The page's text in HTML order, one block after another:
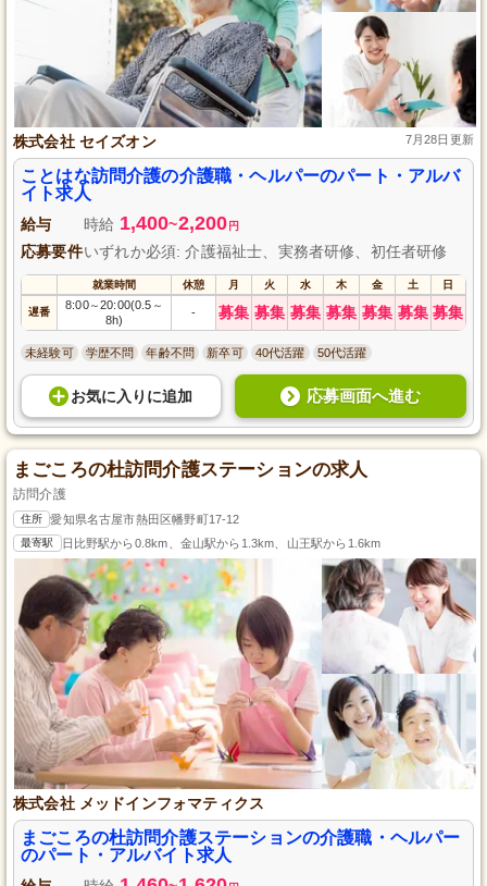
株式会社 セイズオン 7月28日更新
ことはな訪問介護の介護職・ヘルパーのパート・アルバ
イト求人
給与 時給 1,400~2,200 円
応募要件いずれか必須: 介護福祉士、実務者研修、初任者研修
就業時間 休憩 月 火 水 木 金 土 日
遅番
8:00～20:00(0.5 ～
8h)
- 募集 募集 募集 募集 募集 募集 募集
未経験可 学歴不問 年齢不問 新卒可 40代活躍 50代活躍
お気に入り に追加 応募画面へ進む
まごころの杜訪問介護ステーションの求人
訪問介護
住所 愛知県名古屋市熱田区幡野町17-12
最寄駅 日比野駅から0.8km、金山駅から1.3km、山王駅から1.6km
株式会社 メッドインフォマティクス
まごころの杜訪問介護ステーションの介護職・ヘルパー
のパート・アルバイト求人